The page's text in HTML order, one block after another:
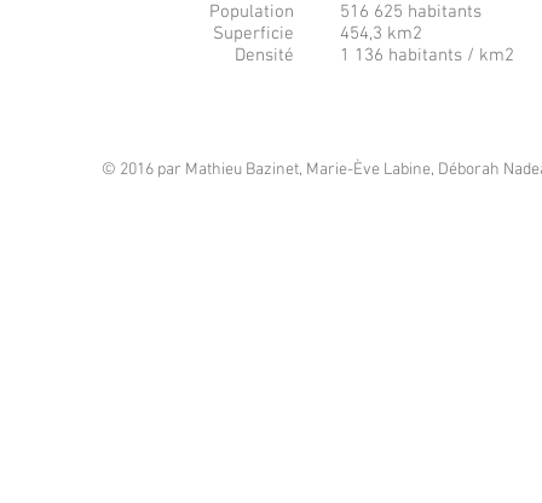
Population
Superficie
Densité
516 625 habitants
454,3 km2
1 136 habitants / km2
© 2016 par Mathieu Bazinet, Marie-Ève Labine, Déborah